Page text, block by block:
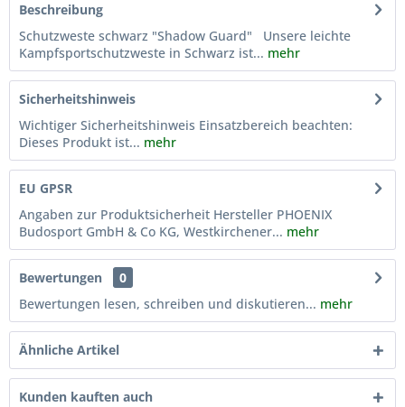
Beschreibung
Schutzweste schwarz "Shadow Guard" Unsere leichte
Kampfsportschutzweste in Schwarz ist... mehr
Sicherheitshinweis
Wichtiger Sicherheitshinweis Einsatzbereich beachten:
Dieses Produkt ist... mehr
EU GPSR
Angaben zur Produktsicherheit Hersteller PHOENIX
Budosport GmbH & Co KG, Westkirchener... mehr
Bewertungen
0
Bewertungen lesen, schreiben und diskutieren... mehr
Ähnliche Artikel
Kunden kauften auch